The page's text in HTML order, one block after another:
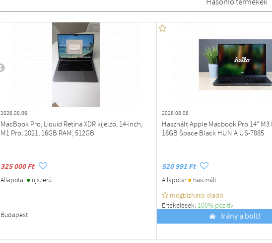
2026.08.06
MacBook Pro, Liquid Retina XDR kijelző, 14-inch,
M1 Pro, 2021, 16GB RAM, 512GB
325 000 Ft
Állapota: ●újszerű
Budapest
2026.08.06
Használt Apple Macbook Pro 14" M3
18GB Space Black HUN A US-7885
520 991 Ft
Állapota: ●használt
megbízható eladó
Értékelések: 100% pozítiv
Irány a bolt!